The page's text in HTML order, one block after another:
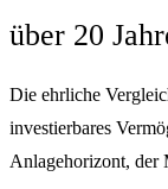
über 20
Die ehrliche
investierbares
Anlagehorizont, der